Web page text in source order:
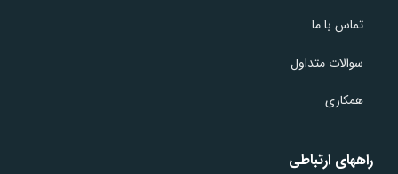
تماس با ما
سوالات متداول
همکاری
راههای ارتباطی